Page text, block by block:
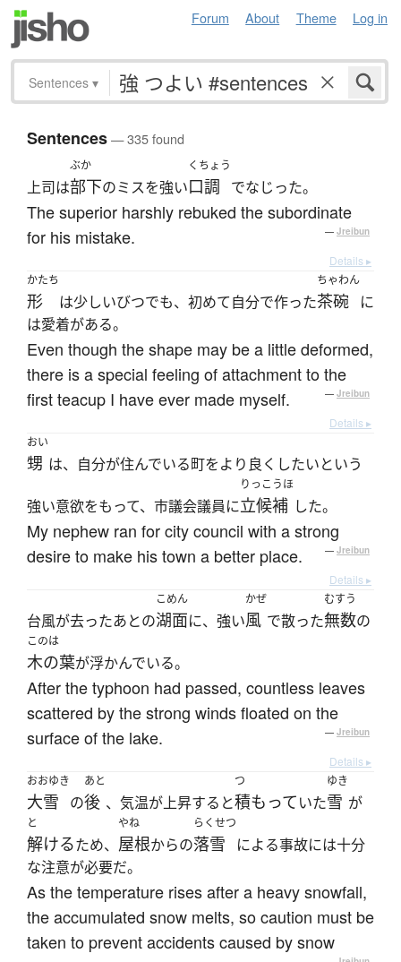
Forum About Theme Log in
Sentences ▾
Sentences— 335 found
上司は
ぶか
部下のミスを強い
くちょう
口調 でなじった。
The superior harshly rebuked the subordinate
for his mistake.
— Jreibun
Details ▸
かたち
形 は少しいびつでも、初めて自分で作った
ちゃわん
茶碗
に
は愛着がある。
Even though the shape may be a little deformed,
there is a special feeling of attachment to the
first teacup I have ever made myself.
— Jreibun
Details ▸
おい
甥 は、自分が住んでいる町をより良くしたいという
強い意欲をもって、市議会議員に
りっこうほ
立候補 した。
My nephew ran for city council with a strong
desire to make his town a better place.
— Jreibun
Details ▸
台風が去ったあとの
こめん
湖面に、強い
かぜ
風 で散った
むすう
無数の
このは
木の葉が浮かんでいる。
After the typhoon had passed, countless leaves
scattered by the strong winds floated on the
surface of the lake.
— Jreibun
Details ▸
おおゆき
大雪 の
あと
後 、気温が上昇すると
つ
積もっていた
ゆき
雪 が
と
解けるため、
やね
屋根からの
らくせつ
落雪
による事故には十分
な注意が必要だ。
As the temperature rises after a heavy snowfall,
the accumulated snow melts, so caution must be
taken to prevent accidents caused by snow